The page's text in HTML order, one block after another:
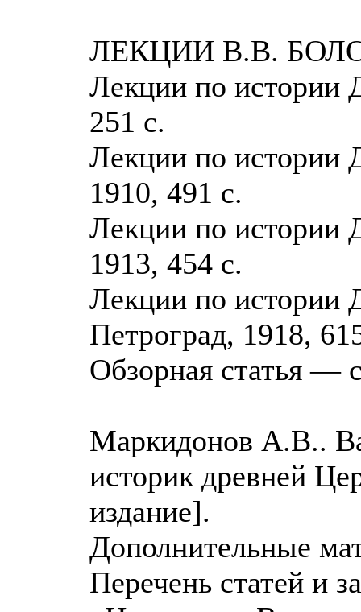
ЛЕКЦИИ В.В.
Лекции по истории
251 с.
Лекции по истории
1910, 491 с.
Лекции по
1913, 454 с.
Лекции по истории
Петроград, 1918,
Обзорная статья —
Маркидонов А.В..
историк древней
издание].
Дополнительные
Перечень статей и